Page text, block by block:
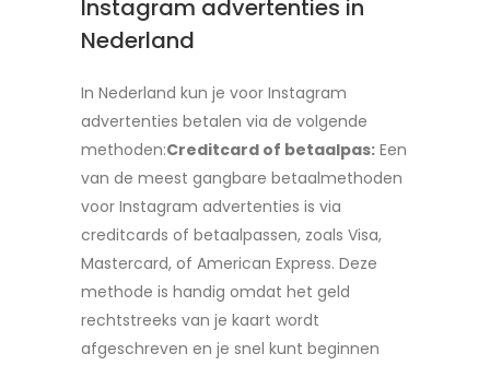
Instagram advertenties in
Nederland
In Nederland kun je voor Instagram
advertenties betalen via de volgende
methoden:Creditcard of betaalpas: Een
van de meest gangbare betaalmethoden
voor Instagram advertenties is via
creditcards of betaalpassen, zoals Visa,
Mastercard, of American Express. Deze
methode is handig omdat het geld
rechtstreeks van je kaart wordt
afgeschreven en je snel kunt beginnen